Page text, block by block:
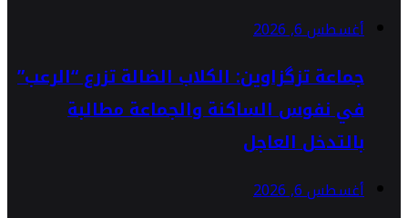
أغسطس 6, 2026
جماعة تزگزاوين: الكلاب الضالة تزرع “الرعب”
في نفوس الساكنة والجماعة مطالبة
بالتدخل العاجل
أغسطس 6, 2026